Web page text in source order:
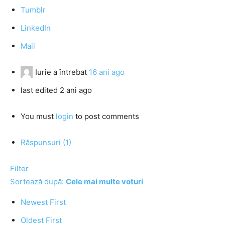
Tumblr
LinkedIn
Mail
Iurie a întrebat 16 ani ago
last edited 2 ani ago
You must login to post comments
Răspunsuri (1)
Filter
Sortează după: Cele mai multe voturi
Newest First
Oldest First